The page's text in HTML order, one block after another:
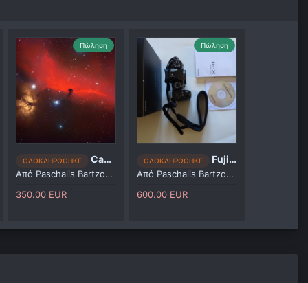
Πώληση
ΟΛΟΚΛΗΡΩΘΗΚΕ Canon 1000Da + IDAS LPS-P2-FF clip-in light pollution filter
Από Paschalis Bartzoudis
350.00 EUR
Πώληση
ΟΛΟΚΛΗΡΩΘΗΚΕ Fujifilm X-H1
Από Paschalis Bartzoudis
600.00 EUR